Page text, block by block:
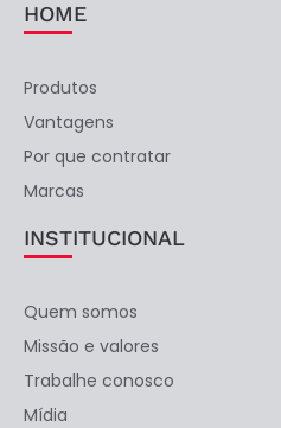
HOME
Produtos
Vantagens
Por que contratar
Marcas
INSTITUCIONAL
Quem somos
Missão e valores
Trabalhe conosco
Mídia